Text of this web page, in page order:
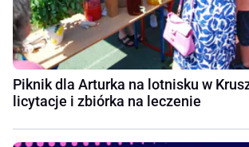
Piknik dla Arturka na lotnisku w
licytacje i zbiórka na leczenie